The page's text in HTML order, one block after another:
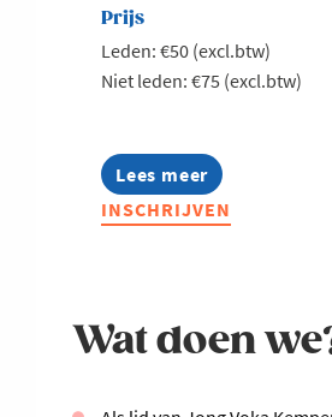
Prijs
Leden: €50 (excl.btw)
Niet leden: €75 (excl.btw)
Lees meer
about
Jong
Voka
water
II
INSCHRIJVEN
Wat doen